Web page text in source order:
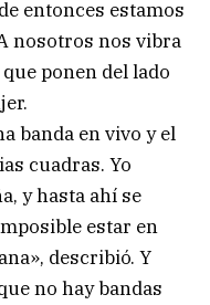
entonces estamos
nosotros nos vibra
ponen del lado
banda en vivo y el
cuadras. Yo
y hasta ahí se
estar en
describió. Y
no hay bandas